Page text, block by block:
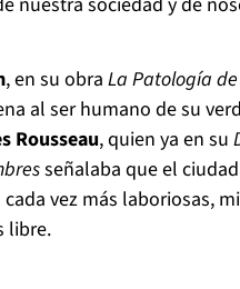
, en su obra La Patología
al ser humano de su
Rousseau, quien ya en su
señalaba que el
vez más laboriosas,
libre.